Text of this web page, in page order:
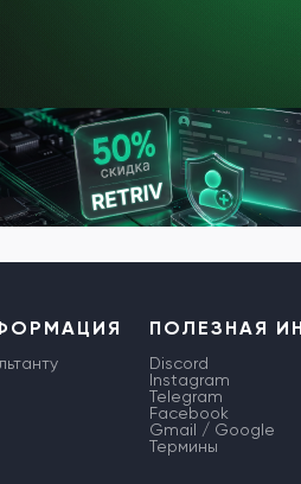
ПОЛЕЗНАЯ
Discord
Instagram
Telegram
Facebook
Gmail / Google
Термины